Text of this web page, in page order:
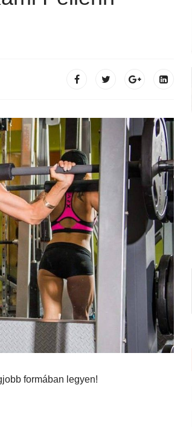
formában legyen!